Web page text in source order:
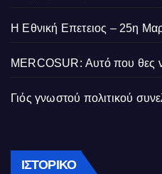
Η Εθνική Επετειος – 25η
MERCOSUR: Αυτό που θες
Γιός γνωστού πολιτικού
ΙΣΤΟΡΙΚΌ Ιστορικό